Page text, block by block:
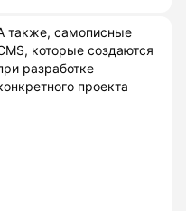
также, самописные
которые создаются
разработке
проекта